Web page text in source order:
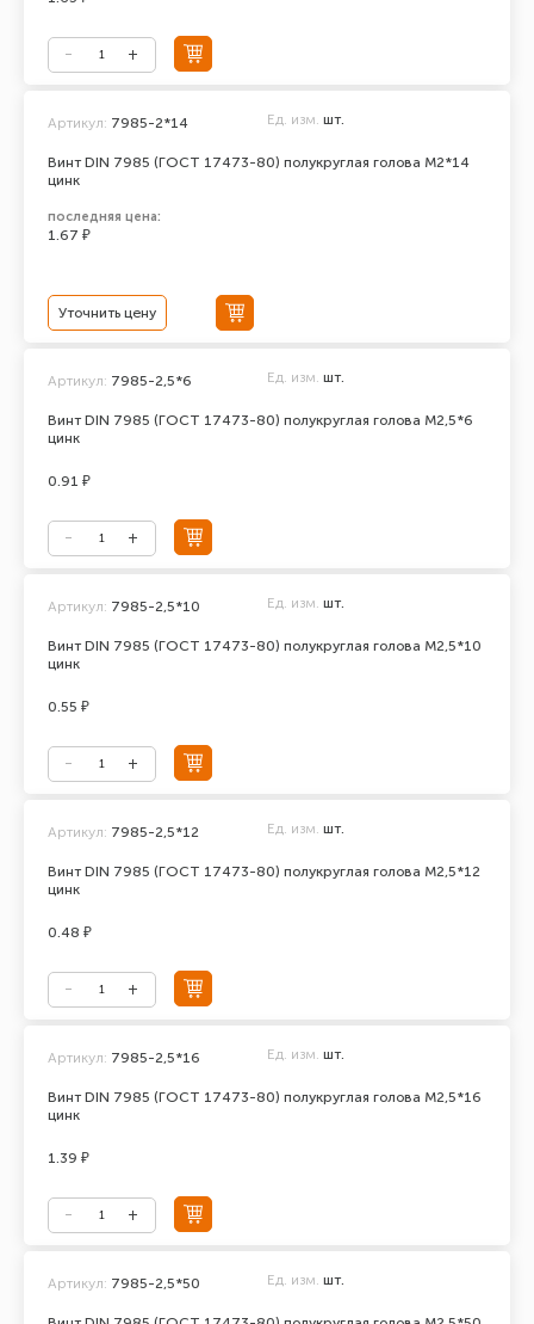
Винт DIN 7985 (ГОСТ 17473-80) полукруглая голова М2*14
цинк
Артикул: 7985-2*14 Ед. изм. шт.
последняя цена:
1.67 ₽
Уточнить цену
Винт DIN 7985 (ГОСТ 17473-80) полукруглая голова М2,5*6
цинк
Артикул: 7985-2,5*6 Ед. изм. шт.
0.91 ₽
Винт DIN 7985 (ГОСТ 17473-80) полукруглая голова М2,5*10
цинк
Артикул: 7985-2,5*10 Ед. изм. шт.
0.55 ₽
Винт DIN 7985 (ГОСТ 17473-80) полукруглая голова М2,5*12
цинк
Артикул: 7985-2,5*12 Ед. изм. шт.
0.48 ₽
Винт DIN 7985 (ГОСТ 17473-80) полукруглая голова М2,5*16
цинк
Артикул: 7985-2,5*16 Ед. изм. шт.
1.39 ₽
Артикул: 7985-2,5*50 Ед. изм. шт.